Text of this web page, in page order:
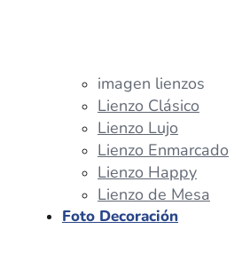
imagen lienzos
Lienzo Clásico
Lienzo Lujo
Lienzo Enmarcado
Lienzo Happy
Lienzo de Mesa
Foto Decoración